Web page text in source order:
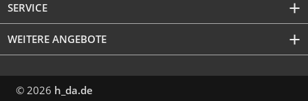
SERVICE
WEITERE ANGEBOTE
© 2026 h_da.de